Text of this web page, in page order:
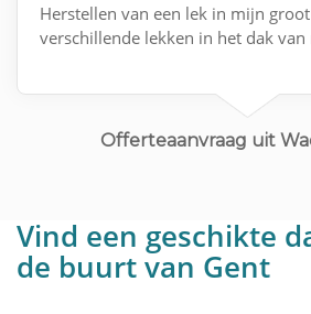
Herstellen van een lek in mijn
verschillende lekken in het dak van
Offerteaanvraag uit
Vind een geschikte
de buurt van Gent